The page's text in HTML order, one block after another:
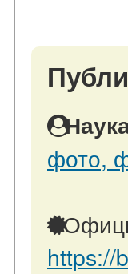
фото,
https://